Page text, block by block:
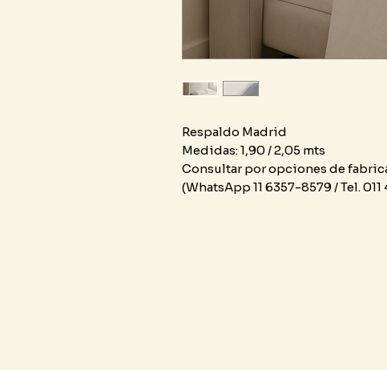
Respaldo Madrid
Medidas: 1,90 / 2,05 mts
Consultar por opciones de
(WhatsApp 11 6357-8579 / Tel.